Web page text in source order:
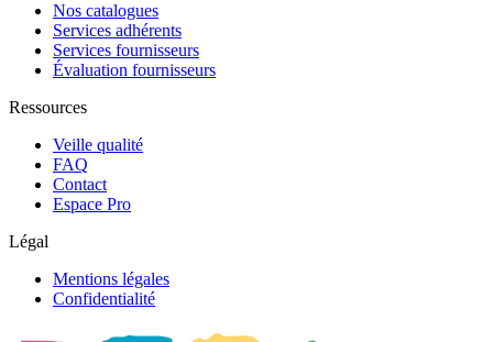
Nos catalogues
Services adhérents
Services fournisseurs
Évaluation fournisseurs
Ressources
Veille qualité
FAQ
Contact
Espace Pro
Légal
Mentions légales
Confidentialité